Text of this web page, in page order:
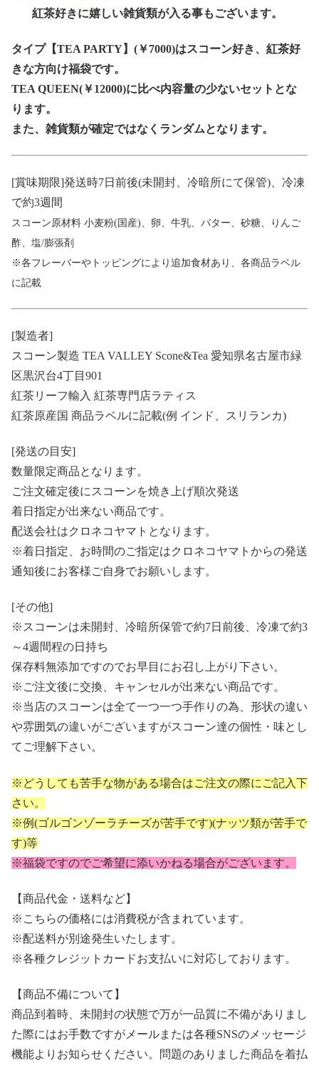
紅茶好きに嬉しい雑貨類が入る事もございます。
タイプ【TEA PARTY】(￥7000)はスコーン好き、紅茶好
きな方向け福袋です。
TEA QUEEN(￥12000)に比べ内容量の少ないセットとな
ります。
また、雑貨類が確定ではなくランダムとなります。
[賞味期限]発送時7日前後(未開封、冷暗所にて保管)、 冷凍
で約3週間
スコーン原材料 小麦粉(国産)、卵、牛乳、バター、砂糖、りんご
酢、塩/膨張剤
※各フレーバーやトッピングにより追加食材あり、各商品ラベル
に記載
[製造者]
スコーン製造 TEA VALLEY Scone&Tea 愛知県名古屋市緑
区黒沢台4丁目901
紅茶リーフ輸入 紅茶専門店ラティス
紅茶原産国 商品ラベルに記載(例 インド、スリランカ)
[発送の目安]
数量限定商品となります。
ご注文確定後にスコーンを焼き上げ順次発送
着日指定が出来ない商品です。
配送会社はクロネコヤマトとなります。
※着日指定、お時間のご指定はクロネコヤマトからの発送
通知後にお客様ご自身でお願いします。
[その他]
※スコーンは未開封、冷暗所保管で約7日前後、冷凍で約3
～4週間程の日持ち
保存料無添加ですのでお早目にお召し上がり下さい。
※ご注文後に交換、キャンセルが出来ない商品です。
※当店のスコーンは全て一つ一つ手作りの為、形状の違い
や雰囲気の違いがございますがスコーン達の個性・味とし
てご理解下さい。
※どうしても苦手な物がある場合はご注文の際にご記入下
さい。
※例(ゴルゴンゾーラチーズが苦手です)(ナッツ類が苦手で
す)等
※福袋ですのでご希望に添いかねる場合がございます。
【商品代金・送料など】
※こちらの価格には消費税が含まれています。
※配送料が別途発生いたします。
※各種クレジットカードお支払いに対応しております。
【商品不備について】
商品到着時、未開封の状態で万が一品質に不備がありまし
た際にはお手数ですがメールまたは各種SNSのメッセージ
機能よりお知らせください。問題のありました商品を着払